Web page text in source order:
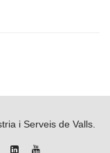
i Serveis de Valls.